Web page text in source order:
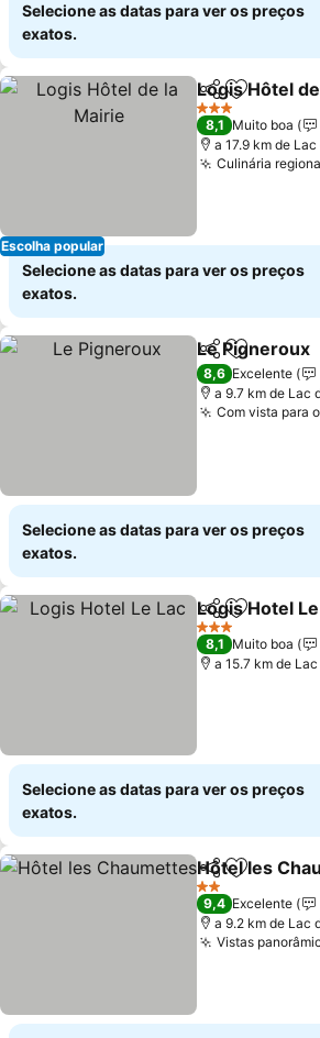
Selecione as datas para ver os preços
exatos.
Escolha popular
PartilharAdicionar
Logis Hôtel
3 Estrelas
8,1 Muito boa
a 17.9 km de
Culinária
Selecione as datas para ver os preços
exatos.
PartilharAdicionar
Le Pigneroux
8,6 Excelente
a 9.7 km de Lac
Com vista para
Selecione as datas para ver os preços
exatos.
PartilharAdicionar
Logis Hotel
3 Estrelas
8,1 Muito boa
a 15.7 km de
Selecione as datas para ver os preços
exatos.
PartilharAdicionar
Hôtel les
2 Estrelas
9,4 Excelente
a 9.2 km de Lac
Vistas